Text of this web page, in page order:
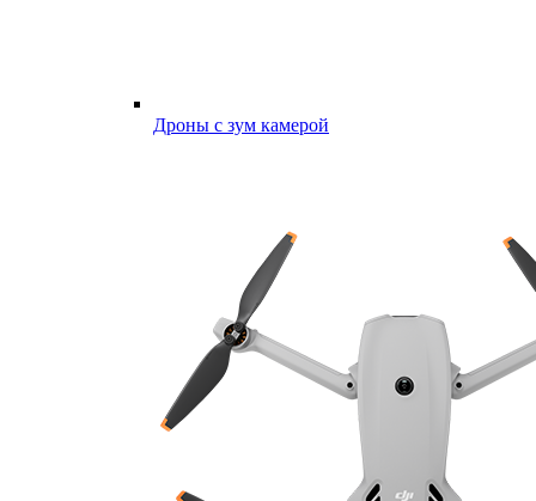
Дроны с зум камерой